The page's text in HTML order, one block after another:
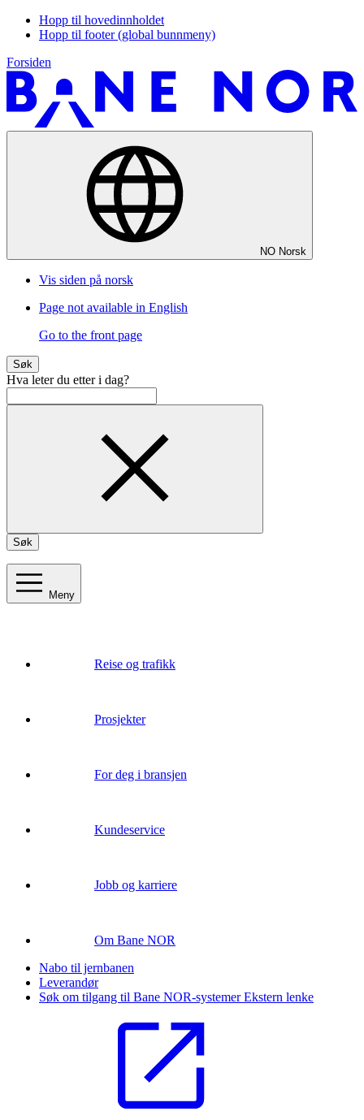
Hopp til hovedinnholdet
Hopp til footer (global bunnmeny)
Forsiden
NO Norsk
Vis siden på norsk
Page not available in English
Go to the front page
Søk
Hva leter du etter i dag?
Søk
Meny
Reise og trafikk
Prosjekter
For deg i bransjen
Kundeservice
Jobb og karriere
Om Bane NOR
Nabo til jernbanen
Leverandør
Søk om tilgang til Bane NOR-systemerEkstern lenke